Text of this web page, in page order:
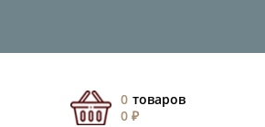
0 товаров
0 ₽